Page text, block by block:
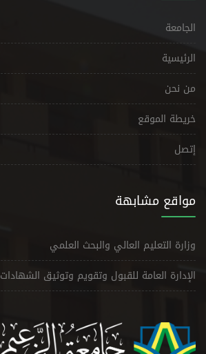
الجامعة
الرئيسية
من نحن
خريطة الموقع
إتصل
مواقع مشابهة
وزارة التعليم العالي والبحث العلمي
الإدارة العامة للقبول وتقويم وتوثيق الشهادات